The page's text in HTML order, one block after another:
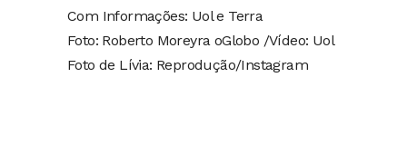
Com Informações: Uol e Terra
Foto: Roberto Moreyra oGlobo /Vídeo: Uol
Foto de Lívia: Reprodução/Instagram